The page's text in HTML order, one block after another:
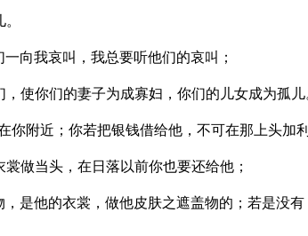
向我哀叫，我总要听他们的哀叫；
使你们的妻子为成寡妇，你们的儿女成为孤儿
你附近；你若把银钱借给他，不可在那上头加利
做当头，在日落以前你也要还给他；
是他的衣裳，做他皮肤之遮盖物的；若是没